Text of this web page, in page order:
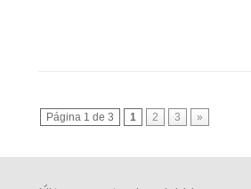
Página 1 de 3 1 2 3 »